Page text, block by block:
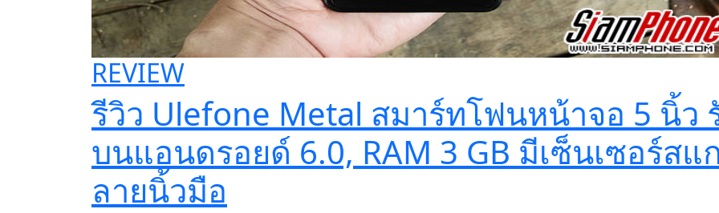
REVIEW
รีวิว Ulefone Metal สมาร์ทโฟนหน้าจอ 5 นิ้ว
บนแอนดรอยด์ 6.0, RAM 3 GB มีเซ็นเซอร์สแ
ลายนิ้วมือ